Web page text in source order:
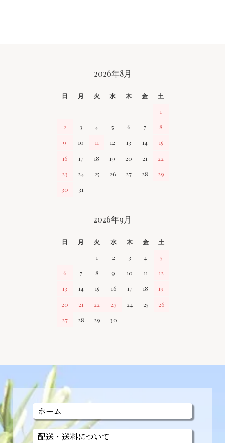
2026年8月
日 月 火 水 木 金
土
1
2
3 4 5 6 7
8
9
10 11 12 13 14
15
16
17 18 19 20 21
22
23
24 25 26 27 28
29
30
31
2026年9月
日 月 火 水 木 金
土
1
2 3 4
5
6
7 8 9 10 11
12
13
14 15 16 17 18
19
20
21 22 23 24 25
26
27
28 29 30
ホーム
配送・送料について